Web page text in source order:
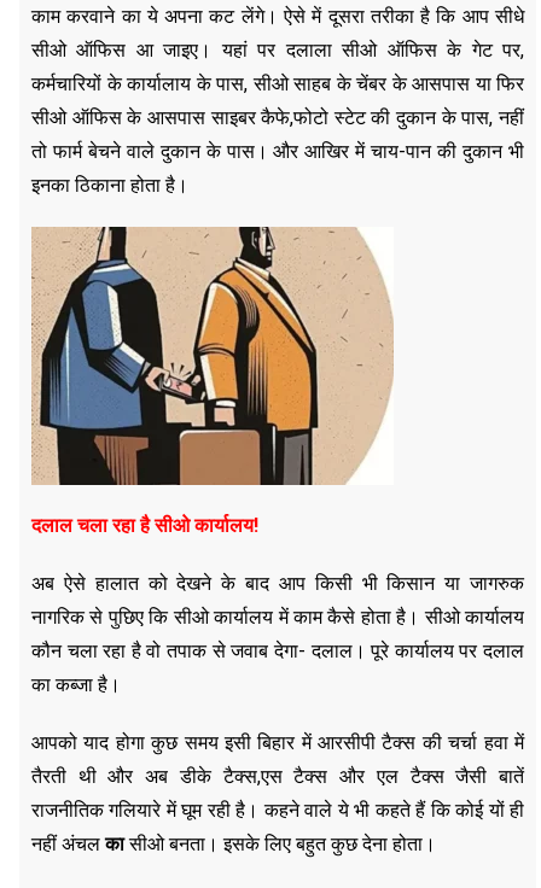
काम करवाने का ये अपना कट लेंगे। ऐसे में दूसरा तरीका है कि आप सीधे
सीओ ऑफिस आ जाइए। यहां पर दलाला सीओ ऑफिस के गेट पर,
कर्मचारियों के कार्यालाय के पास, सीओ साहब के चेंबर के आसपास या फिर
सीओ ऑफिस के आसपास साइबर कैफे,फोटो स्टेट की दुकान के पास, नहीं
तो फार्म बेचने वाले दुकान के पास। और आखिर में चाय-पान की दुकान भी
इनका ठिकाना होता है।
दलाल चला रहा है सीओ कार्यालय!
अब ऐसे हालात को देखने के बाद आप किसी भी किसान या जागरुक
नागरिक से पुछिए कि सीओ कार्यालय में काम कैसे होता है। सीओ कार्यालय
कौन चला रहा है वो तपाक से जवाब देगा- दलाल। पूरे कार्यालय पर दलाल
का कब्जा है।
आपको याद होगा कुछ समय इसी बिहार में आरसीपी टैक्स की चर्चा हवा में
तैरती थी और अब डीके टैक्स,एस टैक्स और एल टैक्स जैसी बातें
राजनीतिक गलियारे में घूम रही है। कहने वाले ये भी कहते हैं कि कोई यों ही
नहीं अंचलकासीओ बनता। इसके लिए बहुत कुछ देना होता।